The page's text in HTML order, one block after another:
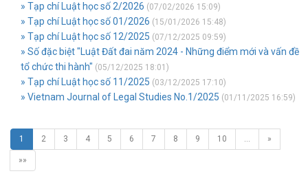
» Tạp chí Luật học số 2/2026 (07/02/2026 15:09)
» Tạp chí Luật học số 01/2026 (15/01/2026 15:48)
» Tạp chí Luật học số 12/2025 (07/12/2025 09:59)
» Số đặc biệt "Luật Đất đai năm 2024 - Những điểm mới và vấn đề
tổ chức thi hành" (05/12/2025 18:01)
» Tạp chí Luật học số 11/2025 (03/12/2025 17:10)
» Vietnam Journal of Legal Studies No.1/2025 (01/11/2025 16:59)
1 2 3 4 5 6 7 8 9 10 … »
»»